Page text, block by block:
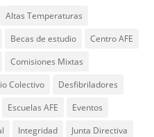
Altas Temperaturas
Becas de estudio
Centro AFE
Comisiones Mixtas
Colectivo
Desfibriladores
Escuelas AFE
Eventos
Integridad
Junta Directiva